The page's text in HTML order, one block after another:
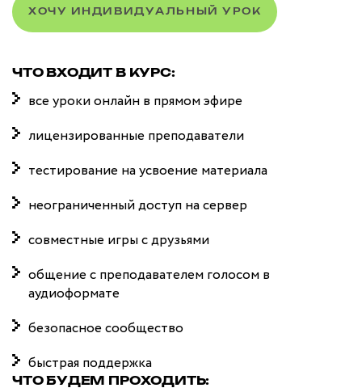
ХОЧУ ИНДИВИДУАЛЬНЫЙ УРОК
ЧТО ВХОДИТ В КУРС:
все уроки онлайн в прямом эфире
лицензированные преподаватели
тестирование на усвоение материала
неограниченный доступ на сервер
совместные игры с друзьями
общение с преподавателем голосом в
аудиоформате
безопасное сообщество
быстрая поддержка
ЧТО БУДЕМ ПРОХОДИТЬ: